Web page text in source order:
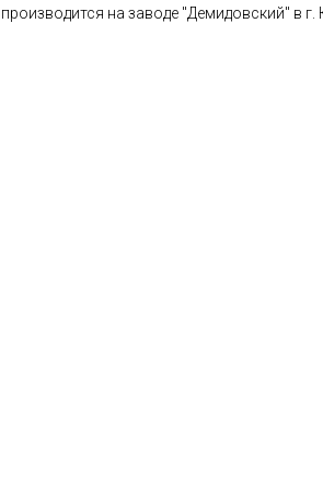
производится на заводе "Демидовский" в г.